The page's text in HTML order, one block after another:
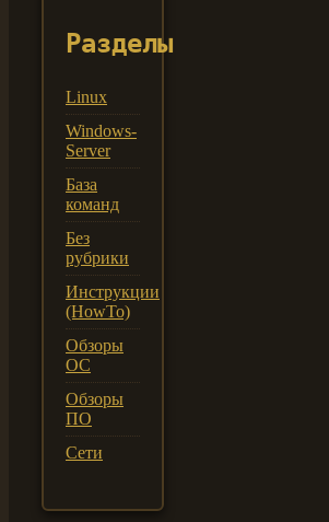
Разделы
Linux
Windows-
Server
База
команд
Без
рубрики
Инструкции
(HowTo)
Обзоры
ОС
Обзоры
ПО
Сети